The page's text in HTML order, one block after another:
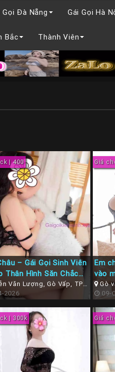
Gọi Đà Nẵng Gái Gọi Hà
Bắc Thành Viên
| 400
– Gái Gọi Sinh Viên
Thân Hình Săn Chắc
Mông Đẹp
Văn Lượng, Gò Vấp, TP.
2026
Giá
Em
vào
Gò
09-
| 300k Giá